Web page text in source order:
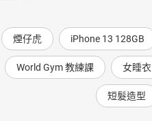
煙仔虎 iPhone 13 128GB
World Gym 教練課 女睡衣
短髮造型